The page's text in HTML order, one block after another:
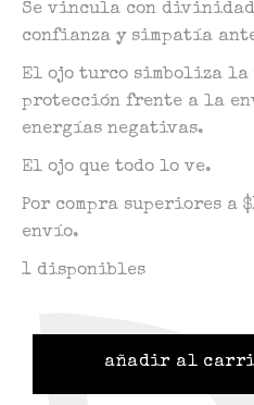
Se vincula con
confianza y simpatía
El ojo turco simboliza la
protección frente a la
energías negativas.
El ojo que todo lo ve.
Por compra superiores a
envío.
1 disponibles
añadir al